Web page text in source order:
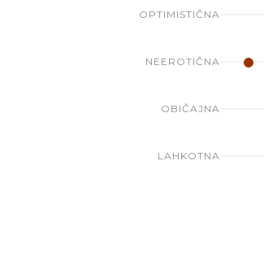
OPTIMISTIČNA
NEEROTIČNA
OBIČAJNA
LAHKOTNA